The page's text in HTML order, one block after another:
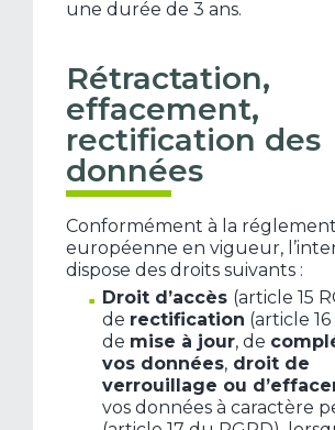
une durée de 3 ans.
Rétractation,
effacement,
rectification des
données
Conformément à la
européenne en vigueur,
dispose des droits suivants :
Droit d’accès (article 15
de rectification (article
de mise à jour, de
vos données,droit de
verrouillage ou
vos données à caractère